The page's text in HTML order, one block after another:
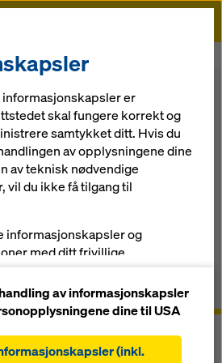
Kassettforskaling Frami Xlife
Nettbutikk
Frami Xlife
hendige stålkassettforskalingen
og søyler
Oversikt
dokumenter og videoer
er
skal fungere korrekt og
samtykket ditt. Hvis du
av opplysningene dine
av teknisk nødvendige
vil du ikke få tilgang til
informasjonskapsler og
med ditt frivillige
optimalt, spesielt
av funksjonaliteten på
og statistiske
av informasjonskapsler
dine til USA
(inkl.